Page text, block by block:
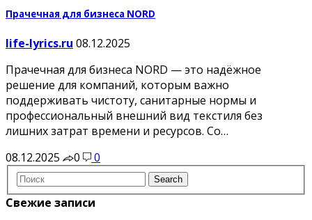
Прачечная для бизнеса NORD
life-lyrics.ru 08.12.2025
Прачечная для бизнеса NORD — это надёжное
решение для компаний, которым важно
поддерживать чистоту, санитарные нормы и
профессиональный внешний вид текстиля без
лишних затрат времени и ресурсов. Со…
08.12.2025
0 0
Свежие записи